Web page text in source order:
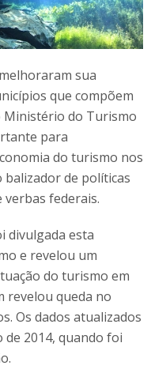
sua
que compõem
do Turismo
para
do turismo nos
balizador de políticas
federais.
divulgada esta
e revelou um
do turismo em
revelou queda no
Os dados atualizados
de 2014, quando foi